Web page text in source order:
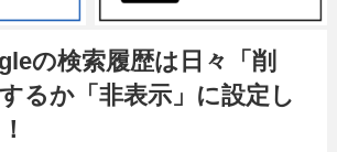
の検索履歴は日々「削
るか「非表示」に設定し